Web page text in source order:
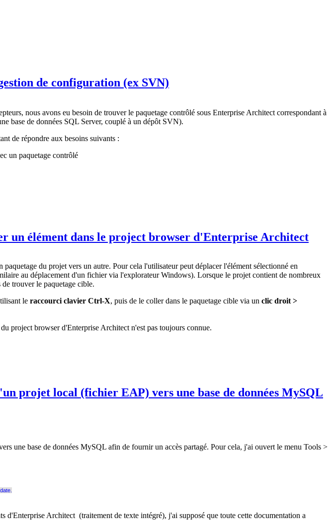
de configuration (ex SVN)
nous avons eu besoin de trouver le paquetage contrôlé sous Enterprise Architect correspondant à
base de données SQL Server, couplé à un dépôt SVN).
de répondre aux besoins suivants :
un paquetage contrôlé
un élément dans le project browser d'Enterprise Architect
du projet vers un autre. Pour cela l'utilisateur peut déplacer l'élément sélectionné en
au déplacement d'un fichier via l'explorateur Windows). Lorsque le projet contient de nombreux
de trouver le paquetage cible.
le raccourci clavier Ctrl-X, puis de le coller dans le paquetage cible via un clic droit >
project browser d'Enterprise Architect n'est pas toujours connue.
projet local (fichier EAP) vers une base de données MySQL
une base de données MySQL afin de fournir un accès partagé. Pour cela, j'ai ouvert le menu Tools >
Architect (traitement de texte intégré), j'ai supposé que toute cette documentation a